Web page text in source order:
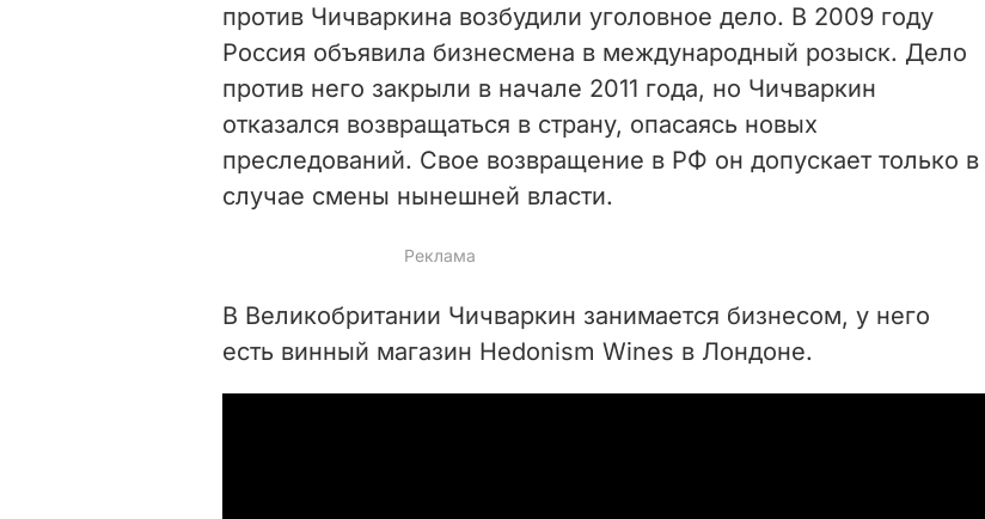
против Чичваркина возбудили уголовное дело. В 2009 году
Россия объявила бизнесмена в международный розыск. Дело
против него закрыли в начале 2011 года, но Чичваркин
отказался возвращаться в страну, опасаясь новых
преследований. Свое возвращение в РФ он допускает только в
случае смены нынешней власти.
В Великобритании Чичваркин занимается бизнесом, у него
есть винный магазин Hedonism Wines в Лондоне.